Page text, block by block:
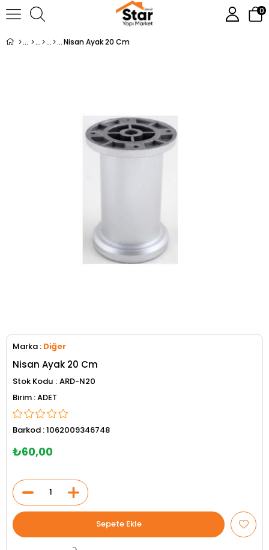
0
Nisan Ayak 20 Cm
Marka : Diğer
Nisan Ayak 20 Cm
Stok Kodu ARD-N20
ADET
Barkod :1062009346748
₺60,00